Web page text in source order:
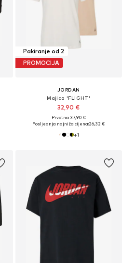
Pakiranje od 2
PROMOCIJA
JORDAN
Majica 'FLIGHT'
32,90 €
Prvotno: 37,90 €
Posljednja najniža cijena:26,32 €
+1